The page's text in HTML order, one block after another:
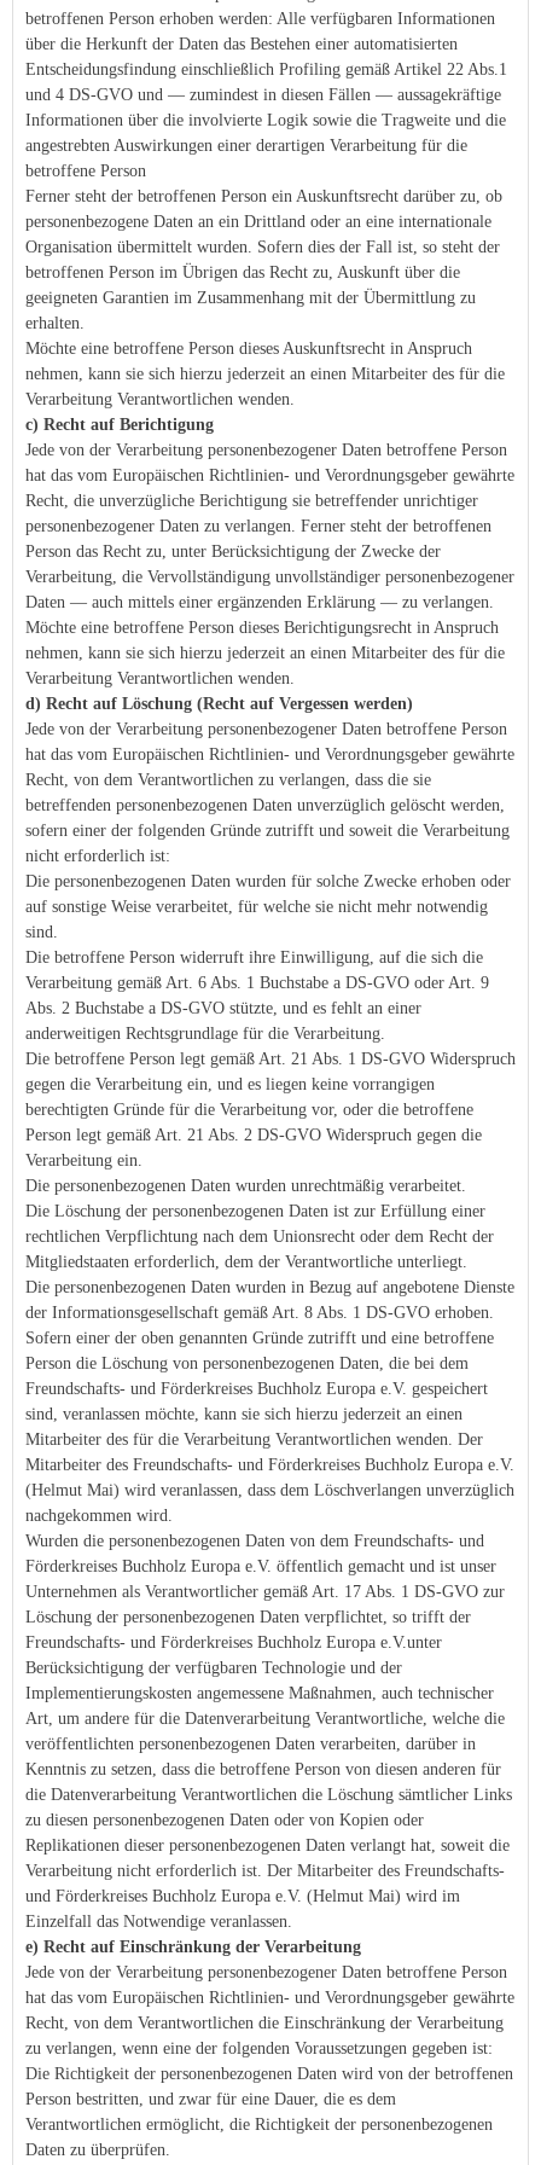
betroffenen Person erhoben werden: Alle verfügbaren Informationen
über die Herkunft der Daten das Bestehen einer automatisierten
Entscheidungsfindung einschließlich Profiling gemäß Artikel 22 Abs.1
und 4 DS-GVO und — zumindest in diesen Fällen — aussagekräftige
Informationen über die involvierte Logik sowie die Tragweite und die
angestrebten Auswirkungen einer derartigen Verarbeitung für die
betroffene Person
Ferner steht der betroffenen Person ein Auskunftsrecht darüber zu, ob
personenbezogene Daten an ein Drittland oder an eine internationale
Organisation übermittelt wurden. Sofern dies der Fall ist, so steht der
betroffenen Person im Übrigen das Recht zu, Auskunft über die
geeigneten Garantien im Zusammenhang mit der Übermittlung zu
erhalten.
Möchte eine betroffene Person dieses Auskunftsrecht in Anspruch
nehmen, kann sie sich hierzu jederzeit an einen Mitarbeiter des für die
Verarbeitung Verantwortlichen wenden.
c) Recht auf Berichtigung
Jede von der Verarbeitung personenbezogener Daten betroffene Person
hat das vom Europäischen Richtlinien- und Verordnungsgeber gewährte
Recht, die unverzügliche Berichtigung sie betreffender unrichtiger
personenbezogener Daten zu verlangen. Ferner steht der betroffenen
Person das Recht zu, unter Berücksichtigung der Zwecke der
Verarbeitung, die Vervollständigung unvollständiger personenbezogener
Daten — auch mittels einer ergänzenden Erklärung — zu verlangen.
Möchte eine betroffene Person dieses Berichtigungsrecht in Anspruch
nehmen, kann sie sich hierzu jederzeit an einen Mitarbeiter des für die
Verarbeitung Verantwortlichen wenden.
d) Recht auf Löschung (Recht auf Vergessen werden)
Jede von der Verarbeitung personenbezogener Daten betroffene Person
hat das vom Europäischen Richtlinien- und Verordnungsgeber gewährte
Recht, von dem Verantwortlichen zu verlangen, dass die sie
betreffenden personenbezogenen Daten unverzüglich gelöscht werden,
sofern einer der folgenden Gründe zutrifft und soweit die Verarbeitung
nicht erforderlich ist:
Die personenbezogenen Daten wurden für solche Zwecke erhoben oder
auf sonstige Weise verarbeitet, für welche sie nicht mehr notwendig
sind.
Die betroffene Person widerruft ihre Einwilligung, auf die sich die
Verarbeitung gemäß Art. 6 Abs. 1 Buchstabe a DS-GVO oder Art. 9
Abs. 2 Buchstabe a DS-GVO stützte, und es fehlt an einer
anderweitigen Rechtsgrundlage für die Verarbeitung.
Die betroffene Person legt gemäß Art. 21 Abs. 1 DS-GVO Widerspruch
gegen die Verarbeitung ein, und es liegen keine vorrangigen
berechtigten Gründe für die Verarbeitung vor, oder die betroffene
Person legt gemäß Art. 21 Abs. 2 DS-GVO Widerspruch gegen die
Verarbeitung ein.
Die personenbezogenen Daten wurden unrechtmäßig verarbeitet.
Die Löschung der personenbezogenen Daten ist zur Erfüllung einer
rechtlichen Verpflichtung nach dem Unionsrecht oder dem Recht der
Mitgliedstaaten erforderlich, dem der Verantwortliche unterliegt.
Die personenbezogenen Daten wurden in Bezug auf angebotene Dienste
der Informationsgesellschaft gemäß Art. 8 Abs. 1 DS-GVO erhoben.
Sofern einer der oben genannten Gründe zutrifft und eine betroffene
Person die Löschung von personenbezogenen Daten, die bei dem
Freundschafts- und Förderkreises Buchholz Europa e.V. gespeichert
sind, veranlassen möchte, kann sie sich hierzu jederzeit an einen
Mitarbeiter des für die Verarbeitung Verantwortlichen wenden. Der
Mitarbeiter des Freundschafts- und Förderkreises Buchholz Europa e.V.
(Helmut Mai) wird veranlassen, dass dem Löschverlangen unverzüglich
nachgekommen wird.
Wurden die personenbezogenen Daten von dem Freundschafts- und
Förderkreises Buchholz Europa e.V. öffentlich gemacht und ist unser
Unternehmen als Verantwortlicher gemäß Art. 17 Abs. 1 DS-GVO zur
Löschung der personenbezogenen Daten verpflichtet, so trifft der
Freundschafts- und Förderkreises Buchholz Europa e.V.unter
Berücksichtigung der verfügbaren Technologie und der
Implementierungskosten angemessene Maßnahmen, auch technischer
Art, um andere für die Datenverarbeitung Verantwortliche, welche die
veröffentlichten personenbezogenen Daten verarbeiten, darüber in
Kenntnis zu setzen, dass die betroffene Person von diesen anderen für
die Datenverarbeitung Verantwortlichen die Löschung sämtlicher Links
zu diesen personenbezogenen Daten oder von Kopien oder
Replikationen dieser personenbezogenen Daten verlangt hat, soweit die
Verarbeitung nicht erforderlich ist. Der Mitarbeiter des Freundschafts-
und Förderkreises Buchholz Europa e.V. (Helmut Mai) wird im
Einzelfall das Notwendige veranlassen.
e) Recht auf Einschränkung der Verarbeitung
Jede von der Verarbeitung personenbezogener Daten betroffene Person
hat das vom Europäischen Richtlinien- und Verordnungsgeber gewährte
Recht, von dem Verantwortlichen die Einschränkung der Verarbeitung
zu verlangen, wenn eine der folgenden Voraussetzungen gegeben ist:
Die Richtigkeit der personenbezogenen Daten wird von der betroffenen
Person bestritten, und zwar für eine Dauer, die es dem
Verantwortlichen ermöglicht, die Richtigkeit der personenbezogenen
Daten zu überprüfen.